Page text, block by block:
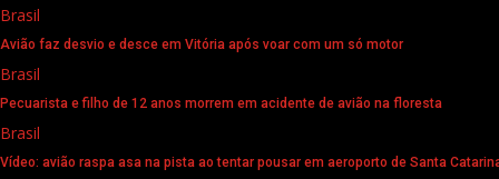
Brasil
Avião faz desvio e desce em Vitória após voar com um só motor
Brasil
Pecuarista e filho de 12 anos morrem em acidente de avião na floresta
Brasil
Vídeo: avião raspa asa na pista ao tentar pousar em aeroporto de Santa